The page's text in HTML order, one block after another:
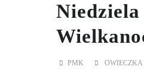
Niedziela
PMK